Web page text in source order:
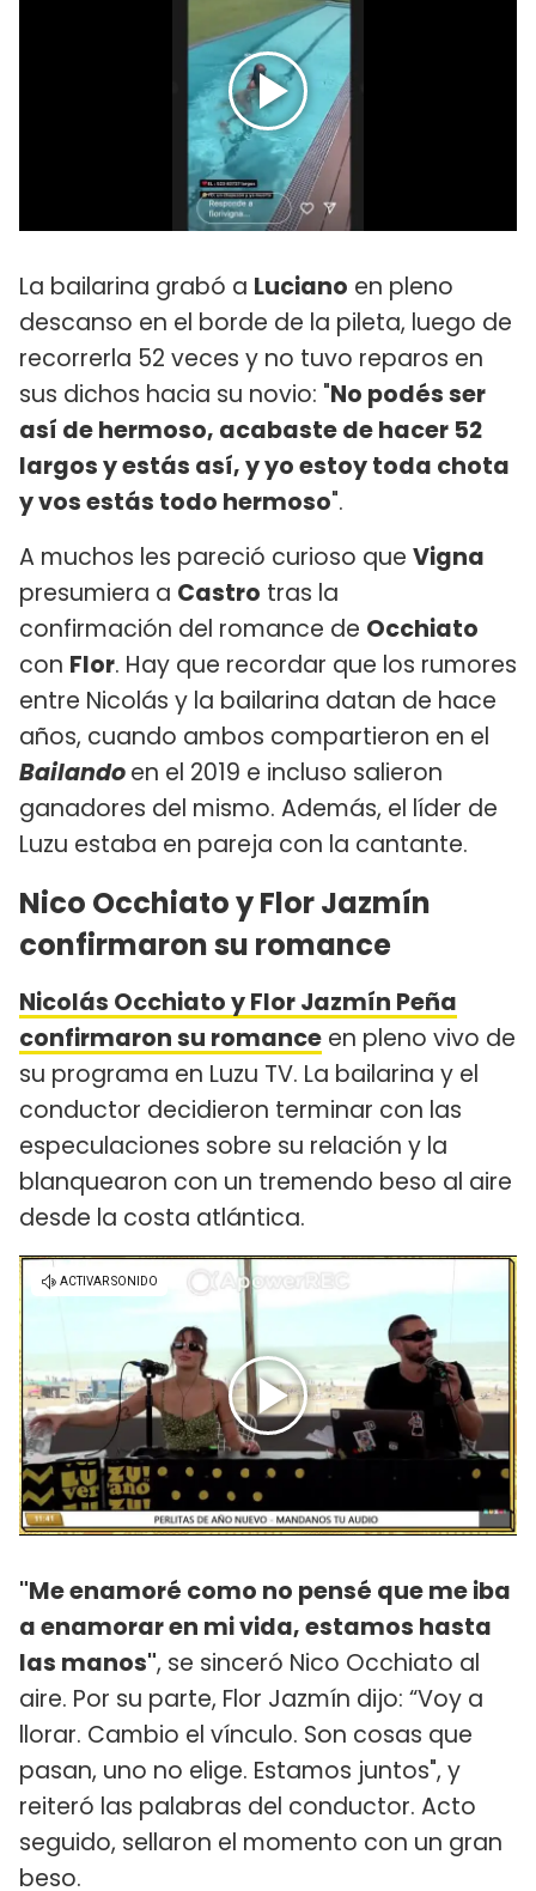
La bailarina grabó a Luciano en pleno
descanso en el borde de la pileta, luego de
recorrerla 52 veces y no tuvo reparos en
sus dichos hacia su novio: "No podés ser
así de hermoso, acabaste de hacer 52
largos y estás así, y yo estoy toda chota
y vos estás todo hermoso".
A muchos les pareció curioso que Vigna
presumiera a Castro tras la
confirmación del romance de Occhiato
con Flor. Hay que recordar que los rumores
entre Nicolás y la bailarina datan de hace
años, cuando ambos compartieron en el
Bailandoen el 2019 e incluso salieron
ganadores del mismo. Además, el líder de
Luzu estaba en pareja con la cantante.
Nico Occhiato y Flor Jazmín
confirmaron su romance
Nicolás Occhiato y Flor Jazmín Peña
confirmaron su romance en pleno vivo de
su programa en Luzu TV. La bailarina y el
conductor decidieron terminar con las
especulaciones sobre su relación y la
blanquearon con un tremendo beso al aire
desde la costa atlántica.
"Me enamoré como no pensé que me iba
a enamorar en mi vida, estamos hasta
las manos", se sinceró Nico Occhiato al
aire. Por su parte, Flor Jazmín dijo: “Voy a
llorar. Cambio el vínculo. Son cosas que
pasan, uno no elige. Estamos juntos", y
reiteró las palabras del conductor. Acto
seguido, sellaron el momento con un gran
beso.